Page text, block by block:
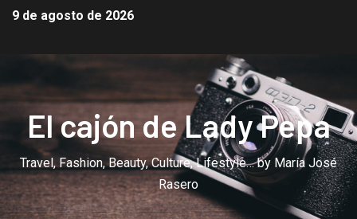
9 de agosto de 2026
El cajón de Lady Pepa
Travel, Fashion, Beauty, Culture, Lifestyle… by María José
Rasero